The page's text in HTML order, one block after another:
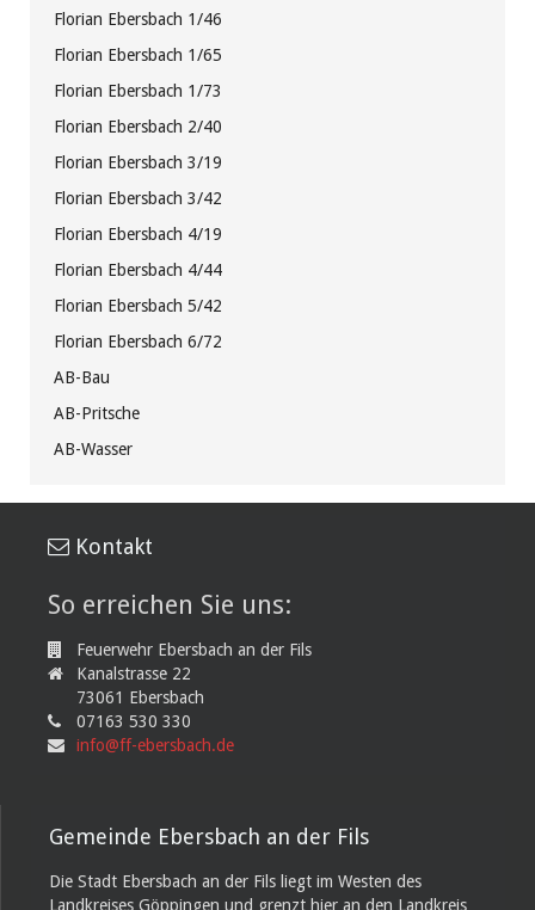
Florian Ebersbach 1/46
Florian Ebersbach 1/65
Florian Ebersbach 1/73
Florian Ebersbach 2/40
Florian Ebersbach 3/19
Florian Ebersbach 3/42
Florian Ebersbach 4/19
Florian Ebersbach 4/44
Florian Ebersbach 5/42
Florian Ebersbach 6/72
AB-Bau
AB-Pritsche
AB-Wasser
Kontakt
So erreichen Sie uns:
Feuerwehr Ebersbach an der Fils
Kanalstrasse 22
73061 Ebersbach
07163 530 330
info@ff-ebersbach.de
Gemeinde Ebersbach an der Fils
Die Stadt Ebersbach an der Fils liegt im Westen des
Landkreises Göppingen und grenzt hier an den Landkreis